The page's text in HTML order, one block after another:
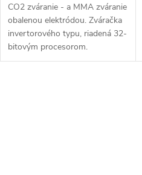
CO2 zváranie - a MMA zváranie
obalenou elektródou. Zváračka
invertorového typu, riadená 32-
bitovým procesorom.
Jednoduchá...